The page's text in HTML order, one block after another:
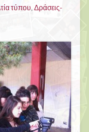
τύπου, Δράσεις-